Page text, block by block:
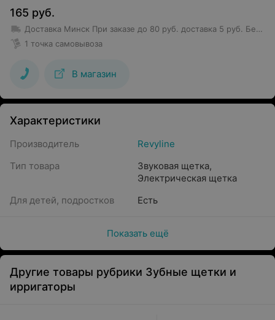
165 руб.
Доставка Минск При заказе до 80 руб. доставка 5 руб. Бесплатная доставка от 80 руб.
1 точка самовывоза
В магазин
Характеристики
Производитель
Revyline
Тип товара
Звуковая щетка,
Электрическая щетка
Для детей, подростков
Есть
Показать ещё
Другие товары рубрики Зубные щетки и
ирригаторы